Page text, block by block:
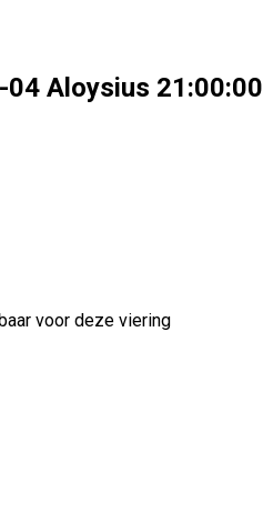
Aloysius 21:00:00
voor deze viering